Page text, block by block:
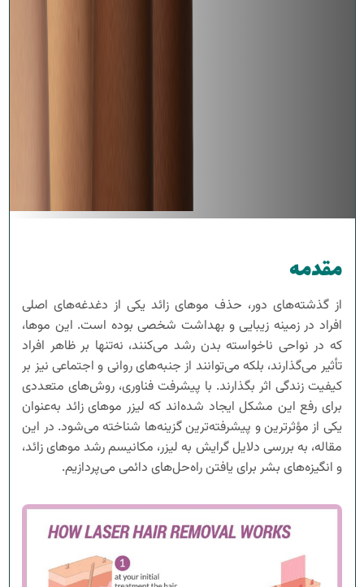
مقدمه
از گذشته‌های دور، حذف موهای زائد یکی از دغدغه‌های اصلی
افراد در زمینه زیبایی و بهداشت شخصی بوده است. این موها،
که در نواحی ناخواسته بدن رشد می‌کنند، نه‌تنها بر ظاهر افراد
تأثیر می‌گذارند، بلکه می‌توانند از جنبه‌های روانی و اجتماعی نیز بر
کیفیت زندگی اثر بگذارند. با پیشرفت فناوری، روش‌های متعددی
برای رفع این مشکل ایجاد شده‌اند که لیزر موهای زائد به‌عنوان
یکی از مؤثرترین و پیشرفته‌ترین گزینه‌ها شناخته می‌شود. در این
مقاله، به بررسی دلایل گرایش به لیزر، مکانیسم رشد موهای زائد،
و انگیزه‌های بشر برای یافتن راه‌حل‌های دائمی می‌پردازیم.